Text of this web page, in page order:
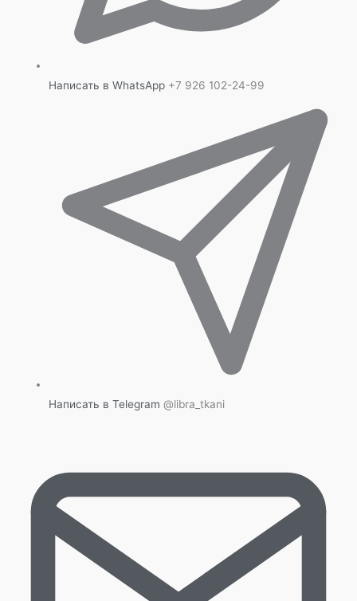
Написать в WhatsApp +7 926 102-24-99
Написать в Telegram @libra_tkani